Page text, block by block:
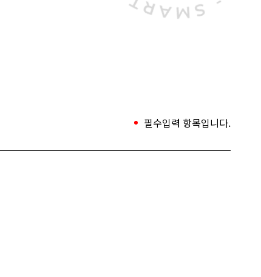
필수입력 항목입니다.